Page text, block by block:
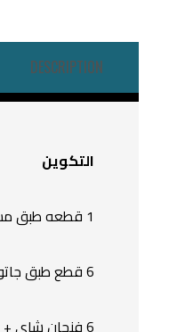
DESCRIPTION
التكوين
1 قطعه طبق مسطوح كبير
6 قطع طبق جاتوه